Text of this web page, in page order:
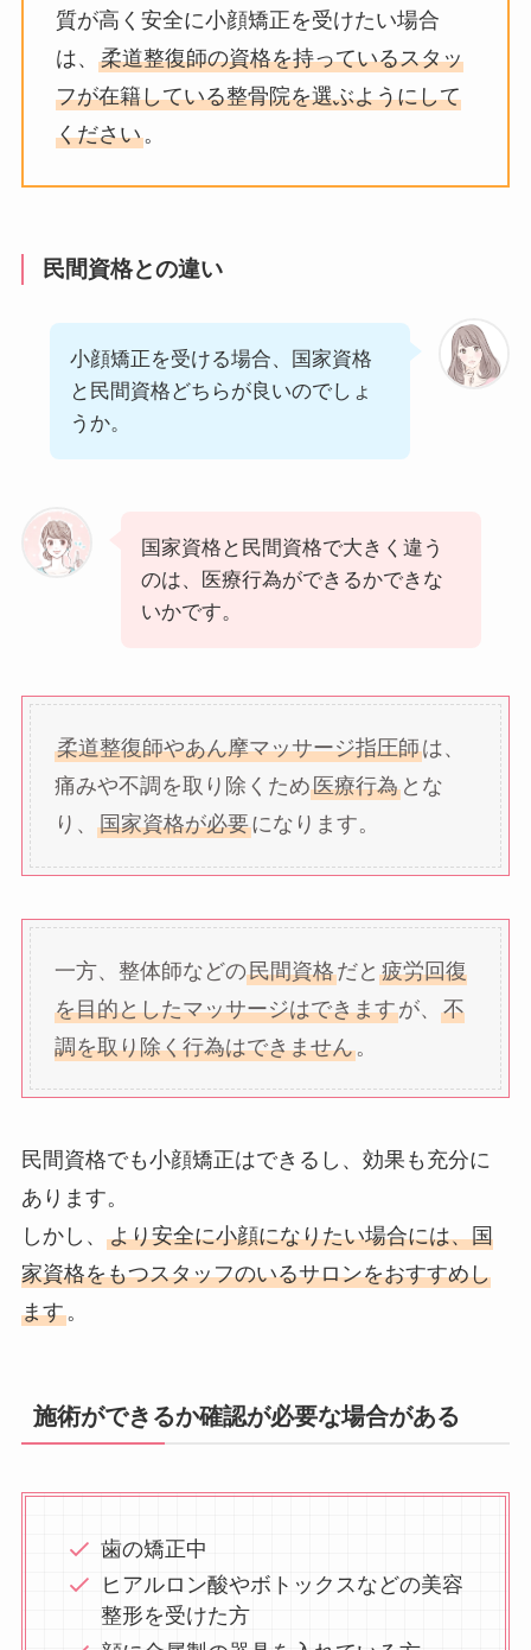
質が高く安全に小顔矯正を受けたい場合
は、 柔道整復師の資格を持っているスタッ
フが在籍している整骨院を選ぶようにして
ください。
民間資格との違い
小顔矯正を受ける場合、国家資格
と民間資格どちらが良いのでしょ
うか。
国家資格と民間資格で大きく違う
のは、医療行為ができるかできな
いかです。
柔道整復師やあん摩マッサージ指圧師は、
痛みや不調を取り除くため医療行為とな
り、 国家資格が必要になります。
一方、整体師などの民間資格だと 疲労回復
を目的としたマッサージはできますが、 不
調を取り除く行為はできません。
民間資格でも小顔矯正はできるし、効果も充分に
あります。
しかし、 より安全に小顔になりたい場合には、国
家資格をもつスタッフのいるサロンをおすすめし
ます。
施術ができるか確認が必要な場合がある
歯の矯正中
ヒアルロン酸やボトックスなどの美容
整形を受けた方